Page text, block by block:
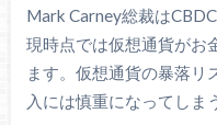
Mark Carney総裁は
現時点では仮想通貨がお
ます。仮想通貨の暴落リ
入には慎重になってしま